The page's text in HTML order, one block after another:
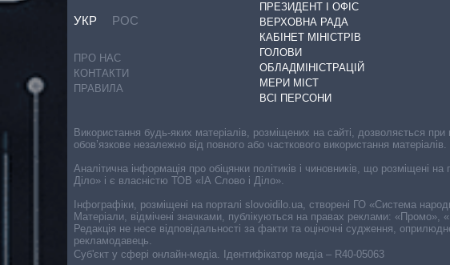
УКР РОС
ПРО НАС
КОНТАКТИ
ПРАВИЛА
ПРЕЗИДЕНТ І ОФІС
ВЕРХОВНА РАДА
КАБІНЕТ МІНІСТРІВ
ГОЛОВИ
ОБЛАДМІНІСТРАЦІЙ
МЕРИ МІСТ
ВСІ ПЕРСОНИ
Cуб'єкт у сфері онлайн-медіа. Ідентифікатор медіа – R40-05063
Використання будь-яких матеріалів, розміщених на сайті, дозволяється
обов’язкове незалежно від повного або часткового використання матеріалів.
Аналітична інформація про обіцянки політиків і чиновників, що розміщені
Діло» і є власністю ТОВ «ІА Слово і Діло».
Інфографіки, розміщені на порталі slovoidilo.ua, створені ГО «Система
Матеріали, відмічені значками, публікуються на правах реклами:
Редакція не несе відповідальності за факти та оціночні судження,
рекламодавець.